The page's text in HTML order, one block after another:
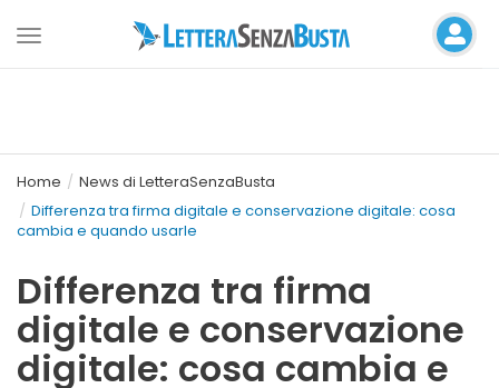
Toggle
Home
News di LetteraSenzaBusta
Differenza tra firma digitale e conservazione digitale: cosa
cambia e quando usarle
Differenza tra firma
digitale e conservazione
digitale: cosa cambia e